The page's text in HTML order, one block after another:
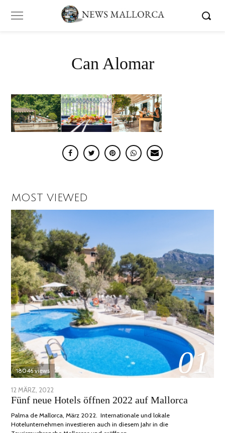
Can Alomar
MOST VIEWED
01
18046 views
POSTED
ON
12 MÄRZ, 2022
DEZEMBER,
Fünf neue Hotels öffnen 2022 auf Mallorca
Palma de Mallorca, März 2022. Internationale und lokale
Hotelunternehmen investieren auch in diesem Jahr in die